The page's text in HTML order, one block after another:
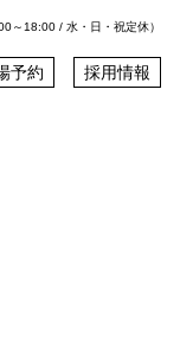
18:00 / 水・日・祝定休）
予約 採用情報